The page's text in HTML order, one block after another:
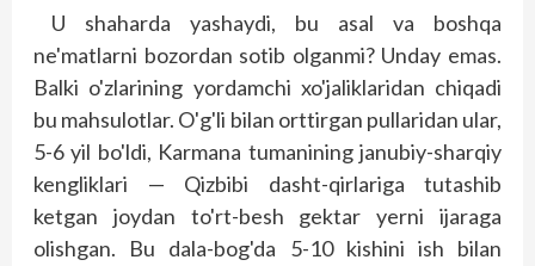
U shaharda yashaydi, bu asal va boshqa
ne'matlarni bozordan sotib olganmi? Unday emas.
Balki o'zlarining yordamchi xo'jaliklaridan chiqadi
bu mahsulotlar. O'g'li bilan orttirgan pullaridan ular,
5-6 yil bo'ldi, Karmana tumanining janubiy-sharqiy
kengliklari — Qizbibi dasht-qirlariga tutashib
ketgan joydan to'rt-besh gektar yerni ijaraga
olishgan. Bu dala-bog'da 5-10 kishini ish bilan